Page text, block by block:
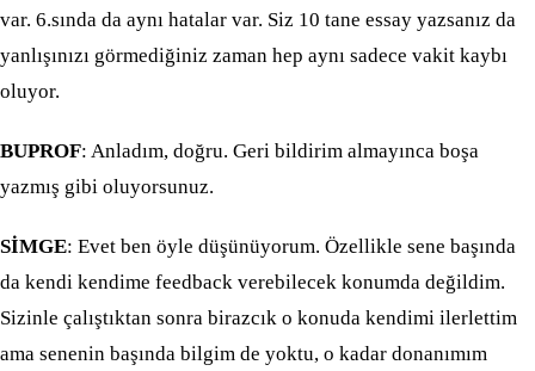
var. 6.sında da aynı hatalar var. Siz 10 tane essay yazsanız da
yanlışınızı görmediğiniz zaman hep aynı sadece vakit kaybı
oluyor.
BUPROF: Anladım, doğru. Geri bildirim almayınca boşa
yazmış gibi oluyorsunuz.
SİMGE: Evet ben öyle düşünüyorum. Özellikle sene başında
da kendi kendime feedback verebilecek konumda değildim.
Sizinle çalıştıktan sonra birazcık o konuda kendimi ilerlettim
ama senenin başında bilgim de yoktu, o kadar donanımım